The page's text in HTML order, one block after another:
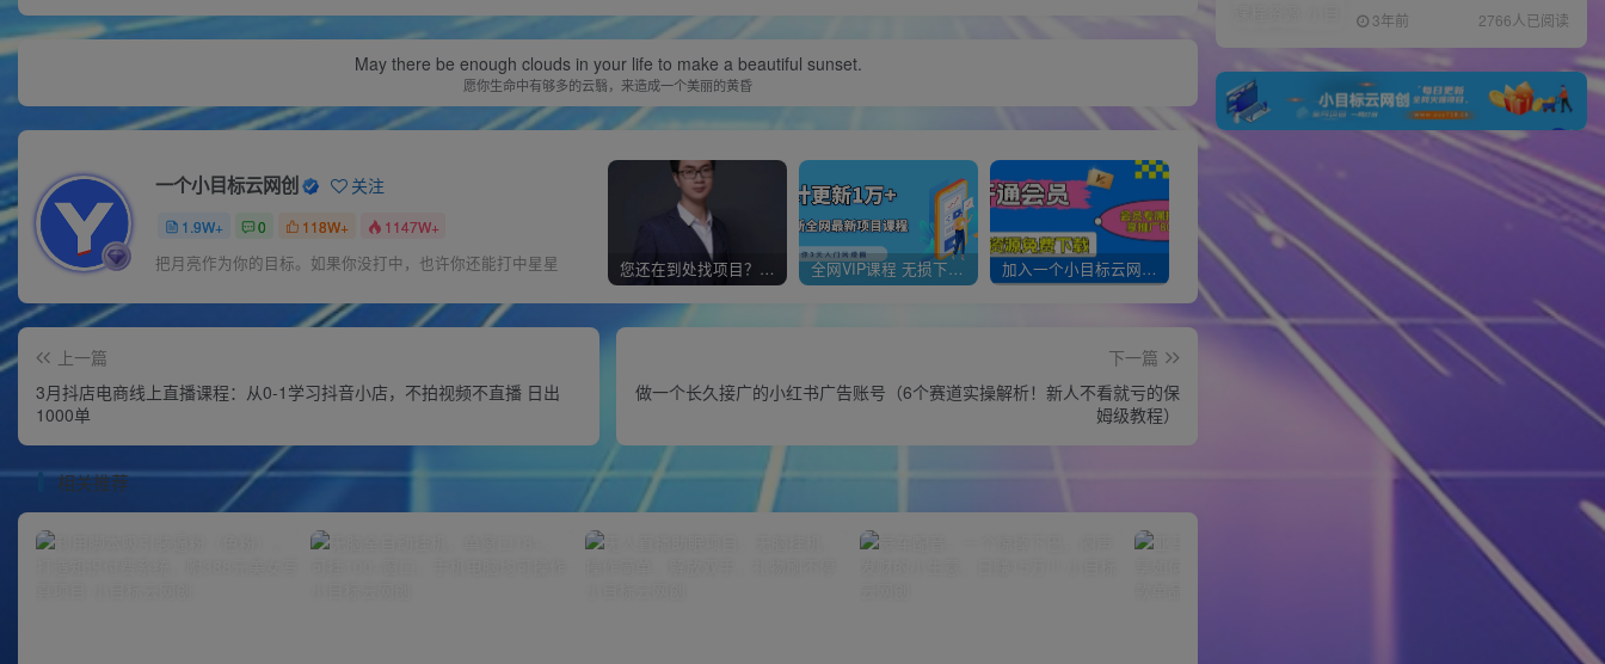
May there be enough clouds in your life to make a beautiful sunset.
愿你生命中有够多的云翳，来造成一个美丽的黄昏
一个小目标云网创 关注
1.9W+ 0 118W+ 1147W+
把月亮作为你的目标。如果你没打中，也许你还能打中星星 您还在到处找项目？还在当韭菜？我靠经营“一个小目标网创商城”年入百W+，曾经我也负债累累! 全网VIP课程 无损下载~ 加入一个小目标云网创会员，全站资源免费学习。更可享受推广高达80%分佣！ XXX云网创【VIP会员专属交流群】
上一篇
3月抖店电商线上直播课程：从0-1学习抖音小店，不拍视频不直播 日出
1000单
下一篇
做一个长久接广的小红书广告账号（6个赛道实操解析！新人不看就亏的保
姆级教程）
相关推荐
3年前 2766人已阅读